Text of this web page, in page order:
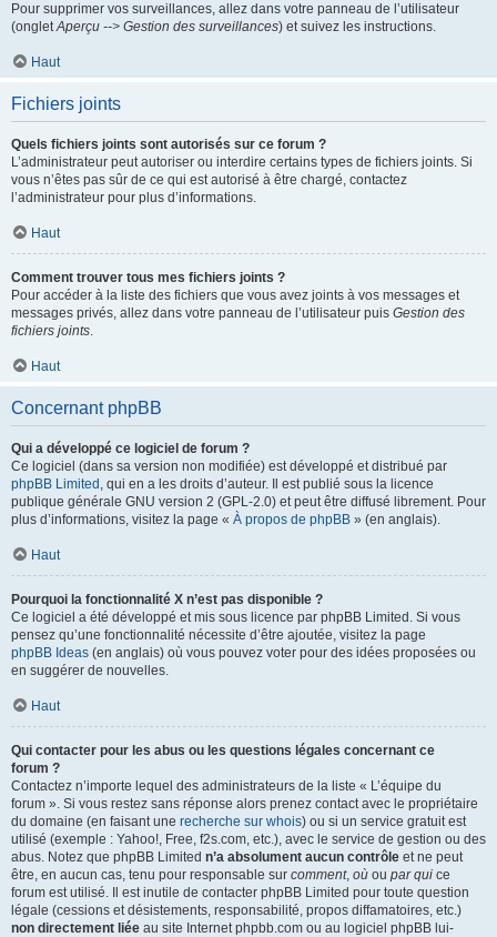
Pour supprimer vos surveillances, allez dans votre panneau de l’utilisateur
(ongletAperçu --> Gestion des surveillances) et suivez les instructions.
Haut
Fichiers joints
Quels fichiers joints sont autorisés sur ce forum ?
L’administrateur peut autoriser ou interdire certains types de fichiers joints. Si
vous n’êtes pas sûr de ce qui est autorisé à être chargé, contactez
l’administrateur pour plus d’informations.
Haut
Comment trouver tous mes fichiers joints ?
Pour accéder à la liste des fichiers que vous avez joints à vos messages et
messages privés, allez dans votre panneau de l’utilisateur puis Gestion des
fichiers joints.
Haut
Concernant phpBB
Qui a développé ce logiciel de forum ?
Ce logiciel (dans sa version non modifiée) est développé et distribué par
phpBB Limited , qui en a les droits d’auteur. Il est publié sous la licence
publique générale GNU version 2 (GPL-2.0) et peut être diffusé librement. Pour
plus d’informations, visitez la page « À propos de phpBB » (en anglais).
Haut
Pourquoi la fonctionnalité X n’est pas disponible ?
Ce logiciel a été développé et mis sous licence par phpBB Limited. Si vous
pensez qu’une fonctionnalité nécessite d’être ajoutée, visitez la page
phpBB Ideas (en anglais) où vous pouvez voter pour des idées proposées ou
en suggérer de nouvelles.
Haut
Qui contacter pour les abus ou les questions légales concernant ce
forum ?
Contactez n’importe lequel des administrateurs de la liste « L’équipe du
forum ». Si vous restez sans réponse alors prenez contact avec le propriétaire
du domaine (en faisant une recherche sur whois) ou si un service gratuit est
utilisé (exemple : Yahoo!, Free, f2s.com, etc.), avec le service de gestion ou des
abus. Notez que phpBB Limited n’a absolument aucun contrôle et ne peut
être, en aucun cas, tenu pour responsable sur comment, où ou par qui ce
forum est utilisé. Il est inutile de contacter phpBB Limited pour toute question
légale (cessions et désistements, responsabilité, propos diffamatoires, etc.)
non directement liée au site Internet phpbb.com ou au logiciel phpBB lui-